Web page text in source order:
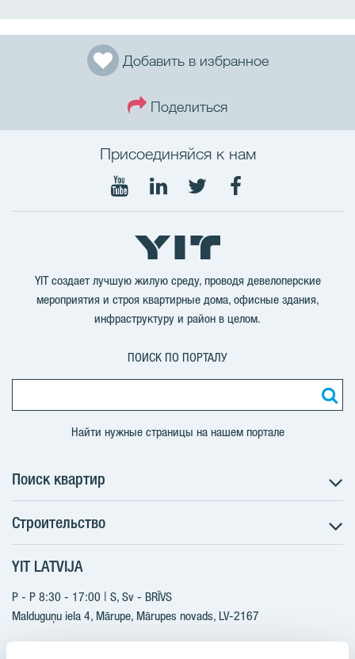
Добавить в избранное
Поделиться
Присоединяйся к нам
Мы
Youtube
Мы
в
LinkedIn
Мы
в
Twitter
Мы
YIT создает лучшую жилую среду, проводя девелоперские
мероприятия и строя квартирные дома, офисные здания,
инфраструктуру и район в целом.
ПОИСК ПО ПОРТАЛУ
Найти нужные страницы на нашем портале
Поиск квартир
Поиск квартир
Информация для покупателей
Будущие проекты
YIT Plus
Контакты
Строительство
Строительство
Актуальные проекты
Реализованные проекты
Контакты
YIT LATVIJA
P - P 8:30 - 17:00 | S, Sv - BRĪVS
Malduguņu iela 4, Mārupe, Mārupes novads, LV-2167